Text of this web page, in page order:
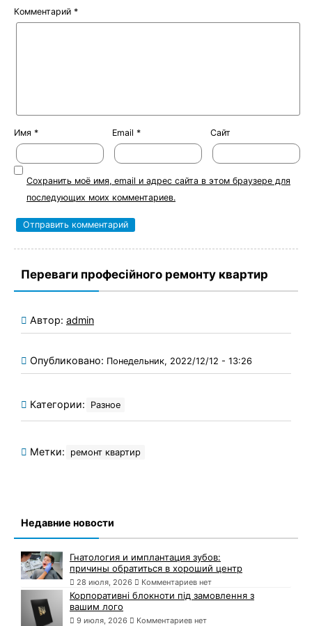
Комментарий *
Имя * Email * Сайт
Сохранить моё имя, email и адрес сайта в этом браузере для
последующих моих комментариев.
Переваги професійного ремонту квартир
Автор: admin
Опубликовано: Понедельник, 2022/12/12 - 13:26
Категории: Разное
Метки: ремонт квартир
Недавние новости
Гнатология и имплантация зубов:
причины обратиться в хороший центр
28 июля, 2026 Комментариев нет
Корпоративні блокноти під замовлення з
вашим лого
9 июля, 2026 Комментариев нет